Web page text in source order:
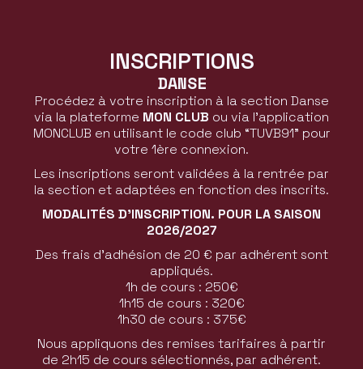
INSCRIPTIONS
DANSE
Procédez à votre inscription à la section Danse
via la plateforme MON CLUB ou via l’application
MONCLUB en utilisant le code club “TUVB91” pour
votre 1ère connexion.
Les inscriptions seront validées à la rentrée par
la section et adaptées en fonction des inscrits.
MODALITÉS D'INSCRIPTION. POUR LA SAISON
2026/2027
Des frais d’adhésion de 20 € par adhérent sont
appliqués.
1h de cours : 250€
1h15 de cours : 320€
1h30 de cours : 375€
Nous appliquons des remises tarifaires à partir
de 2h15 de cours sélectionnés, par adhérent.